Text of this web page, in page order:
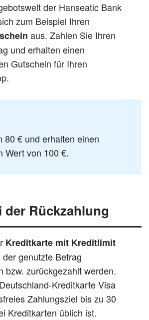
der Hanseatic Bank
zum Beispiel Ihren
aus. Zahlen Sie Ihren
und erhalten einen
Gutschein für Ihren
80 € und erhalten einen
Wert von 100 €.
der Rückzahlung
Kreditkarte mit Kreditlimit
genutzte Betrag
bzw. zurückgezahlt werden.
Kreditkarte Visa
Zahlungsziel bis zu 30
Kreditkarten üblich ist.